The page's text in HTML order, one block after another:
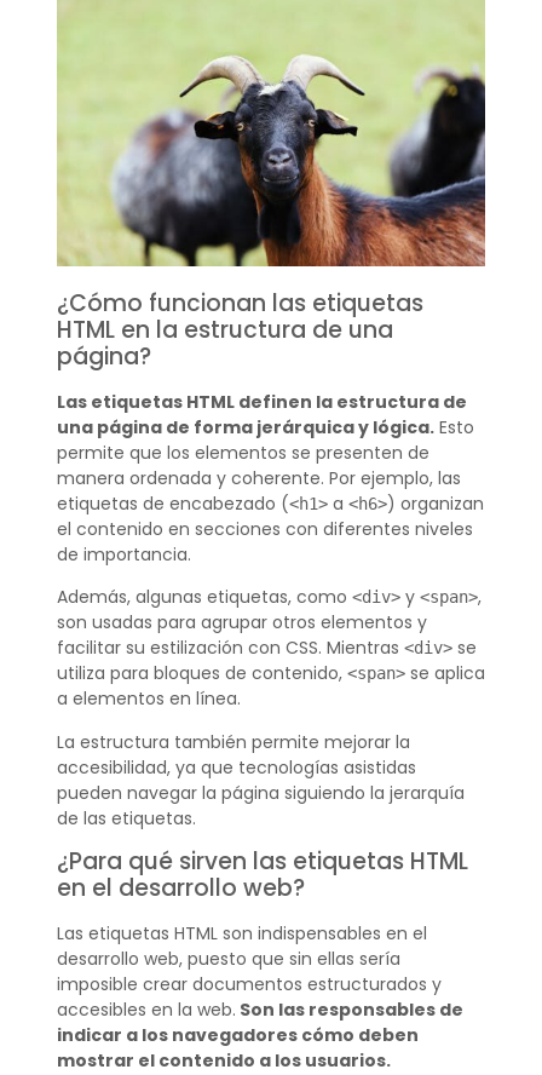
¿Cómo funcionan las etiquetas
HTML en la estructura de una
página?
Las etiquetas HTML definen la estructura de
una página de forma jerárquica y lógica.Esto
permite que los elementos se presenten de
manera ordenada y coherente. Por ejemplo, las
etiquetas de encabezado (<h1>a <h6>) organizan
el contenido en secciones con diferentes niveles
de importancia.
Además, algunas etiquetas, como <div>y <span>,
son usadas para agrupar otros elementos y
facilitar su estilización con CSS. Mientras <div>se
utiliza para bloques de contenido, <span>se aplica
a elementos en línea.
La estructura también permite mejorar la
accesibilidad, ya que tecnologías asistidas
pueden navegar la página siguiendo la jerarquía
de las etiquetas.
¿Para qué sirven las etiquetas HTML
en el desarrollo web?
Las etiquetas HTML son indispensables en el
desarrollo web, puesto que sin ellas sería
imposible crear documentos estructurados y
accesibles en la web. Son las responsables de
indicar a los navegadores cómo deben
mostrar el contenido a los usuarios.